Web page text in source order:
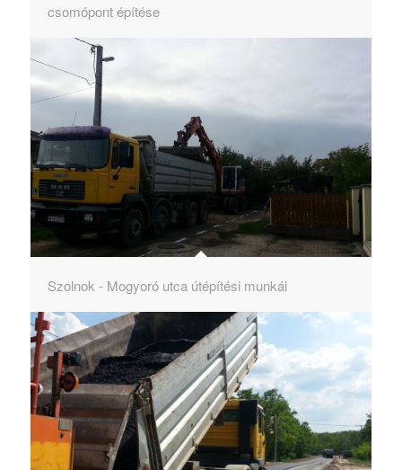
csomópont építése
Szolnok - Mogyoró utca útépítési munkái